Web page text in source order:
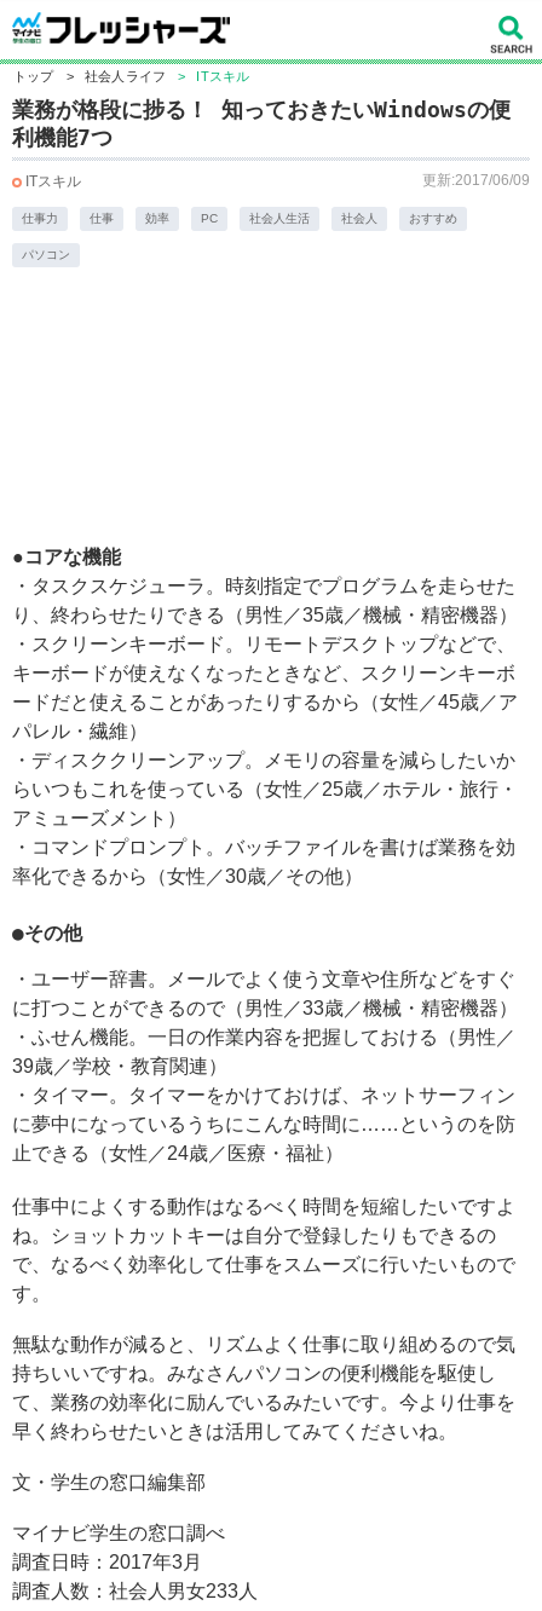
トップ > 社会人ライフ > ITスキル
業務が格段に捗る！ 知っておきたいWindowsの便
利機能7つ
ITスキル 更新:2017/06/09
仕事力 仕事 効率 PC 社会人生活 社会人 おすすめ
パソコン
●コアな機能
・タスクスケジューラ。時刻指定でプログラムを走らせた
り、終わらせたりできる（男性／35歳／機械・精密機器）
・スクリーンキーボード。リモートデスクトップなどで、
キーボードが使えなくなったときなど、スクリーンキーボ
ードだと使えることがあったりするから（女性／45歳／ア
パレル・繊維）
・ディスククリーンアップ。メモリの容量を減らしたいか
らいつもこれを使っている（女性／25歳／ホテル・旅行・
アミューズメント）
・コマンドプロンプト。バッチファイルを書けば業務を効
率化できるから（女性／30歳／その他）
●その他
・ユーザー辞書。メールでよく使う文章や住所などをすぐ
に打つことができるので（男性／33歳／機械・精密機器）
・ふせん機能。一日の作業内容を把握しておける（男性／
39歳／学校・教育関連）
・タイマー。タイマーをかけておけば、ネットサーフィン
に夢中になっているうちにこんな時間に……というのを防
止できる（女性／24歳／医療・福祉）
仕事中によくする動作はなるべく時間を短縮したいですよ
ね。ショットカットキーは自分で登録したりもできるの
で、なるべく効率化して仕事をスムーズに行いたいもので
す。
無駄な動作が減ると、リズムよく仕事に取り組めるので気
持ちいいですね。みなさんパソコンの便利機能を駆使し
て、業務の効率化に励んでいるみたいです。今より仕事を
早く終わらせたいときは活用してみてくださいね。
文・学生の窓口編集部
マイナビ学生の窓口調べ
調査日時：2017年3月
調査人数：社会人男女233人